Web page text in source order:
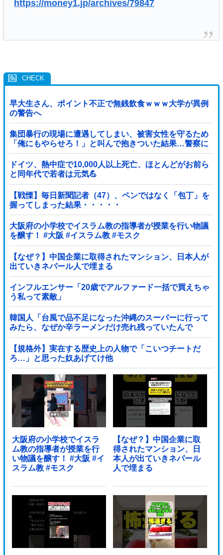
https://money1.jp/archives/79847
早大生さん、ポイント不正で無銭飲食ｗｗｗ大学が異例
の警告へ
集団暴行の現場に遭遇してしまい、被害女性を守るため
「俺にもやらせろ！」と叫んで抱きついた結果…警察に
連行され〇〇扱いされる悲劇へ←機転を利かせた結果が
裏目に出すぎて惨事
ドイツ、熱中症で10,000人以上死亡、ほとんどがお前ら
と同年代で若者は元気💪
【戦慄】毎日新聞記者（47）、ペンではなく「包丁」を
握ってしまった結果・・・・・
大阪府の小学校でイスラム教の指導者が授業を行い物議
を醸す！ #大阪 #イスラム教 #モスク
【なぜ？】中国企業に取得されたマンション、日本人が
出ていきネパール人で埋まる
インフルエンサー「20歳でアルファード一括で買えちゃ
う私って素敵」
韓国人「台風で品不足になった沖縄のスーパーに行って
みたら、なぜか辛ラーメンだけ売れ残っていたんで
す…」
【規格外】実在する歴史上の人物で「こいつチートだ
ろ…」と思った奴あげてけ他
大阪府の小学校でイスラ
ム教の指導者が授業を行
い物議を醸す！ #大阪 #イ
スラム教 #モスク
【なぜ？】中国企業に取
得されたマンション、日
本人が出ていきネパール
人で埋まる